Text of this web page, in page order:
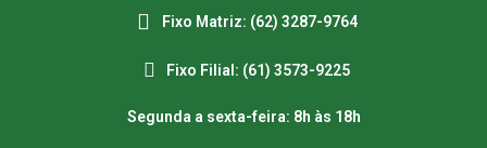
Fixo Matriz: (62) 3287-9764
Fixo Filial: (61) 3573-9225
Segunda a sexta-feira: 8h às 18h